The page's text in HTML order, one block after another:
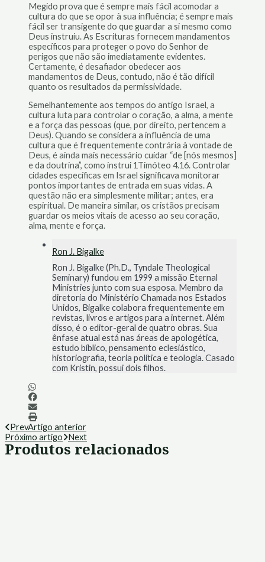
Megido prova que é sempre mais fácil acomodar a
cultura do que se opor à sua influência; é sempre mais
fácil ser transigente do que guardar a si mesmo como
Deus instruiu. As Escrituras fornecem mandamentos
específicos para proteger o povo do Senhor de
perigos que não são imediatamente evidentes.
Certamente, é desafiador obedecer aos
mandamentos de Deus, contudo, não é tão difícil
quanto os resultados da permissividade.
Semelhantemente aos tempos do antigo Israel, a
cultura luta para controlar o coração, a alma, a mente
e a força das pessoas (que, por direito, pertencem a
Deus). Quando se considera a influência de uma
cultura que é frequentemente contrária à vontade de
Deus, é ainda mais necessário cuidar “de [nós mesmos]
e da doutrina”, como instrui 1Timóteo 4.16. Controlar
cidades específicas em Israel significava monitorar
pontos importantes de entrada em suas vidas. A
questão não era simplesmente militar; antes, era
espiritual. De maneira similar, os cristãos precisam
guardar os meios vitais de acesso ao seu coração,
alma, mente e força.
Ron J. Bigalke
Ron J. Bigalke (Ph.D., Tyndale Theological
Seminary) fundou em 1999 a missão Eternal
Ministries junto com sua esposa. Membro da
diretoria do Ministério Chamada nos Estados
Unidos, Bigalke colabora frequentemente em
revistas, livros e artigos para a internet. Além
disso, é o editor-geral de quatro obras. Sua
ênfase atual está nas áreas de apologética,
estudo bíblico, pensamento eclesiástico,
historiografia, teoria política e teologia. Casado
com Kristin, possui dois filhos.
PrevArtigo anterior
Próximo artigo
Next
Produtos relacionados